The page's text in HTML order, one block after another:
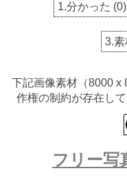
1.分かった (0)
3.
下記画像素材（8000 x
作権の制約が存在し
フリー写